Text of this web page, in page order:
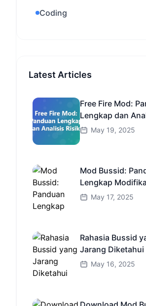
Coding
Latest Articles
Free Fire Mod:
Lengkap dan
RisikoMay 19, 2025
Mod Bussid:
Lengkap
Simulator
May 17, 2025
Rahasia Bussid
Jarang Diketahui
Baru Kamu Wajib
May 16, 2025